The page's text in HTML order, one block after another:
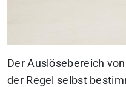
Der Auslösebereich
der Regel selbst